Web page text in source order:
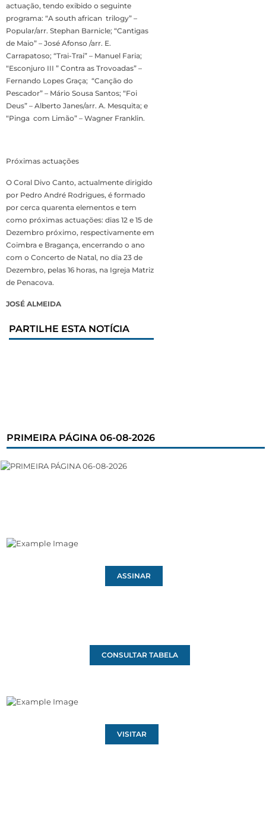
actuação, tendo exibido o seguinte
programa: “A south african trilogy” –
Popular/arr. Stephan Barnicle; “Cantigas
de Maio” – José Afonso /arr. E.
Carrapatoso; “Trai-Trai” – Manuel Faria;
“Esconjuro III ” Contra as Trovoadas” –
Fernando Lopes Graça; “Canção do
Pescador” – Mário Sousa Santos; “Foi
Deus” – Alberto Janes/arr. A. Mesquita; e
“Pinga com Limão” – Wagner Franklin.
Próximas actuações
O Coral Divo Canto, actualmente dirigido
por Pedro André Rodrigues, é formado
por cerca quarenta elementos e tem
como próximas actuações: dias 12 e 15 de
Dezembro próximo, respectivamente em
Coimbra e Bragança, encerrando o ano
com o Concerto de Natal, no dia 23 de
Dezembro, pelas 16 horas, na Igreja Matriz
de Penacova.
JOSÉ ALMEIDA
PARTILHE ESTA NOTÍCIA
PRIMEIRA PÁGINA 06-08-2026
ASSINAR
CONSULTAR TABELA
VISITAR